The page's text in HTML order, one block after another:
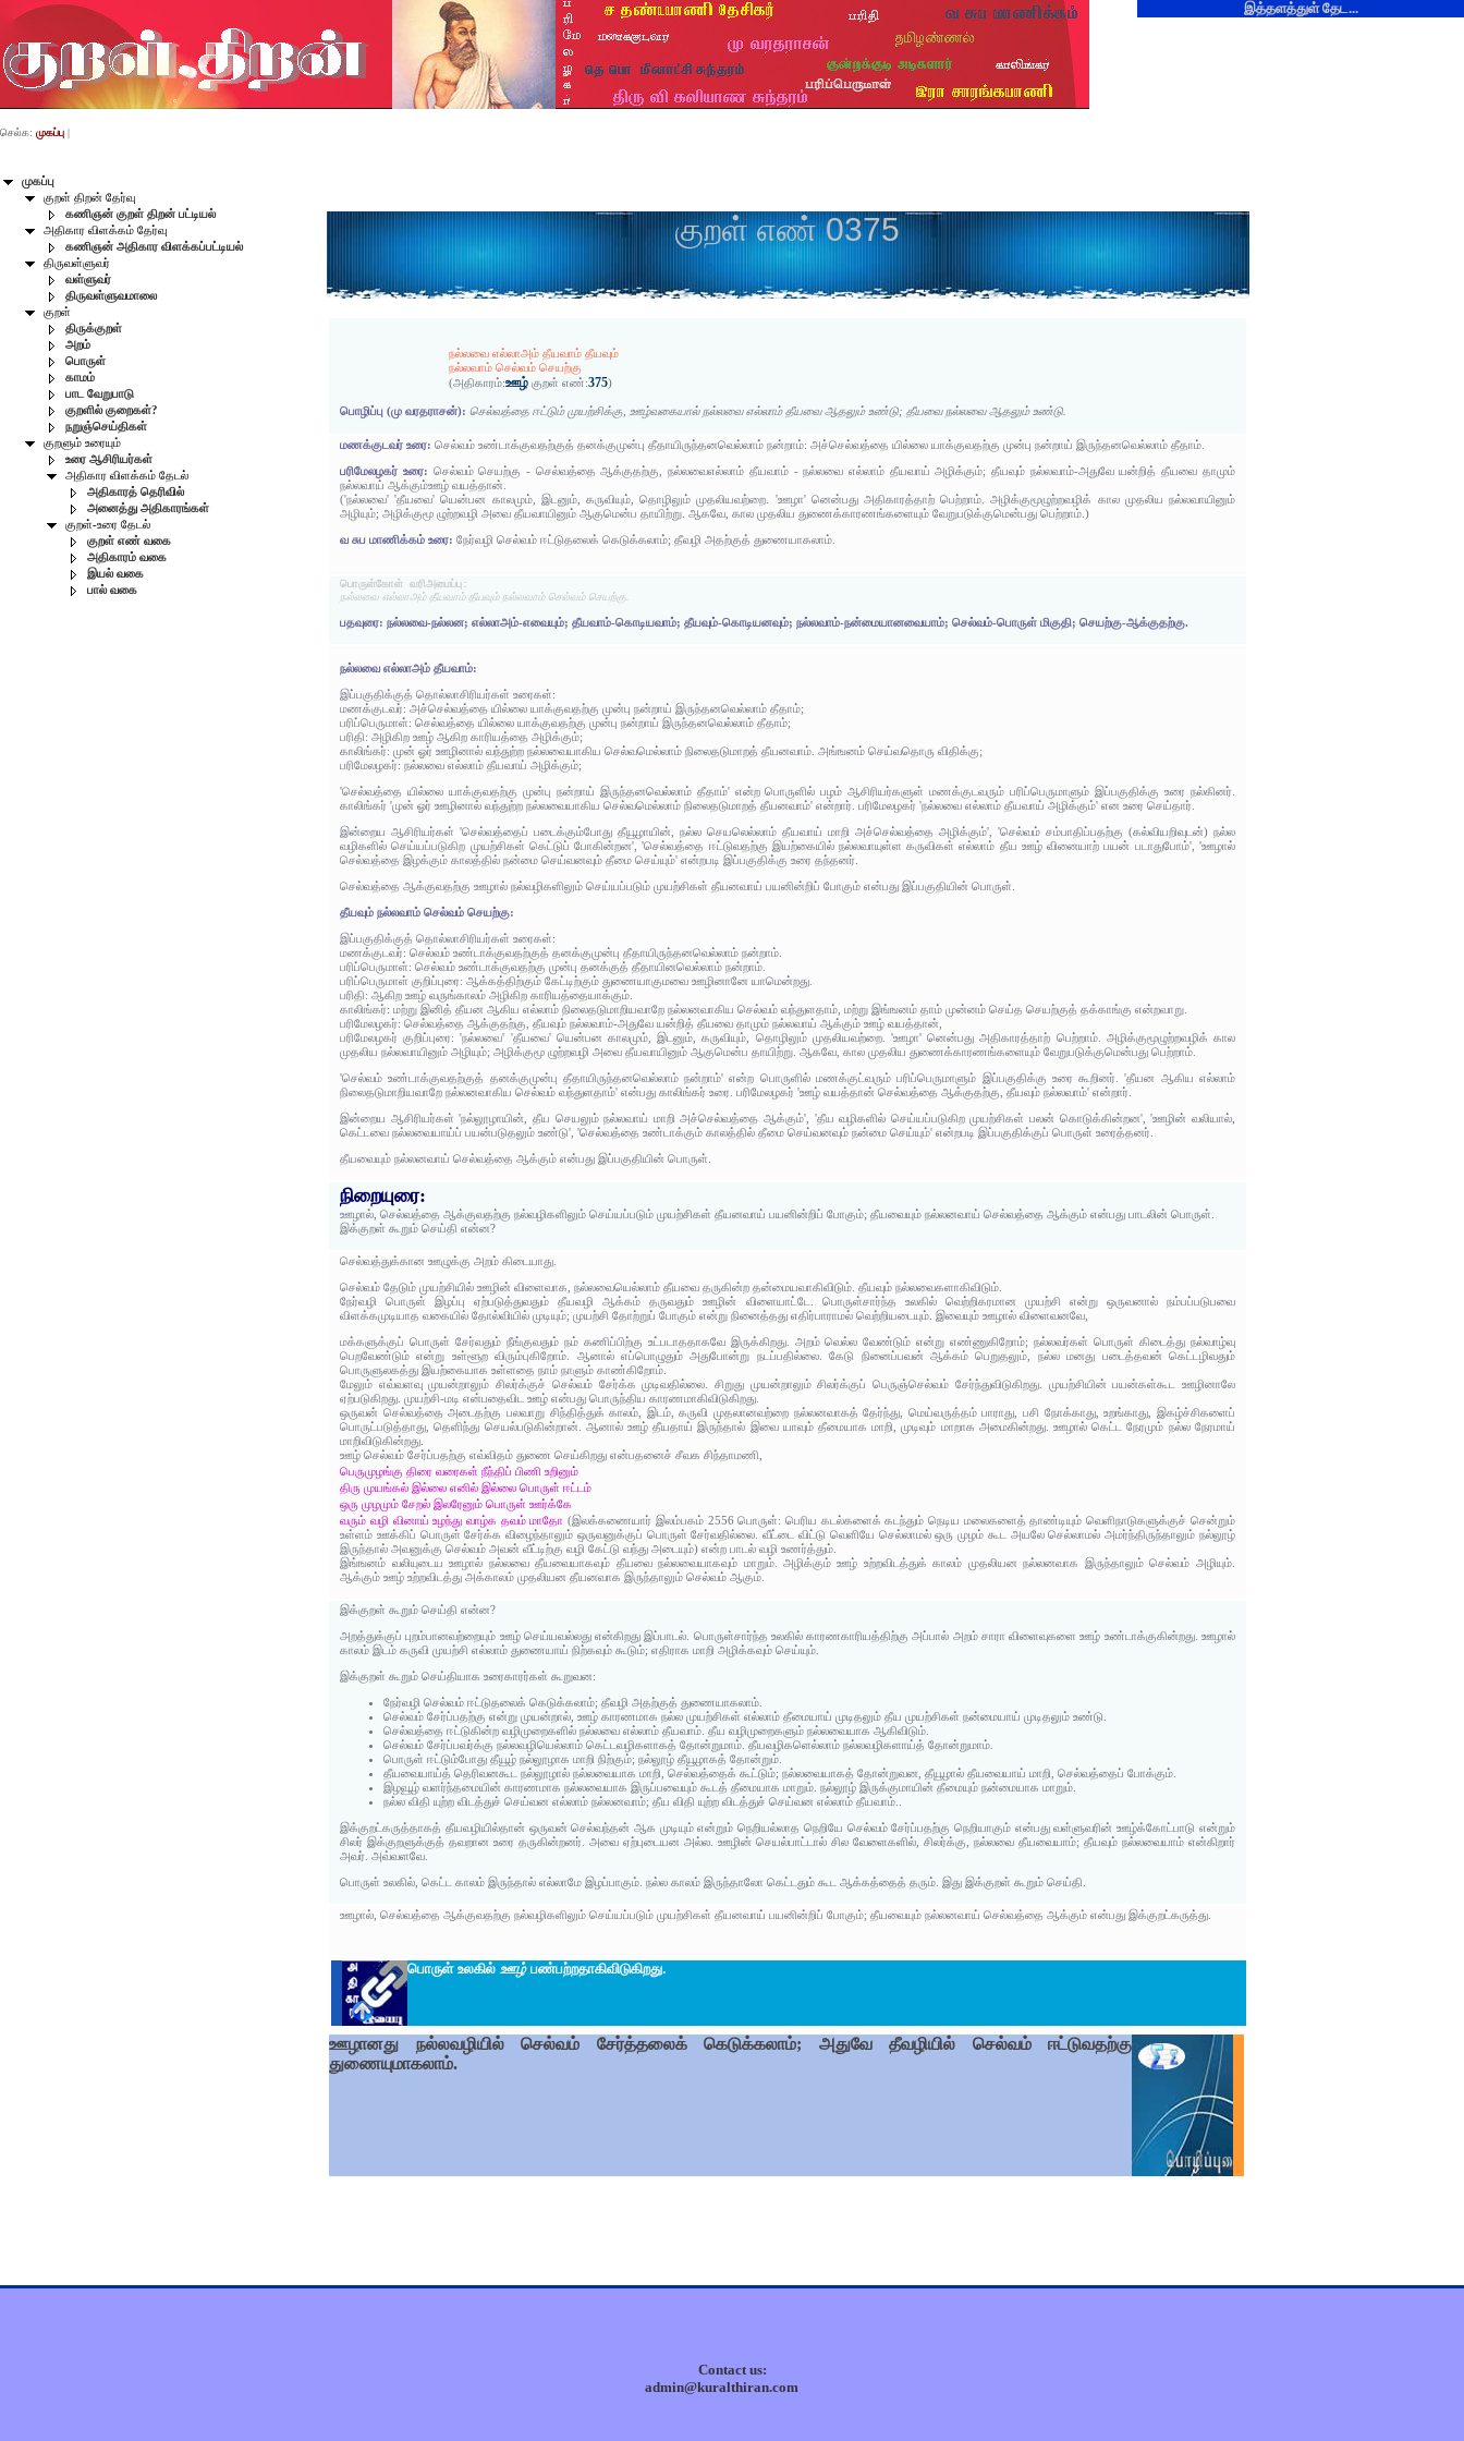
இத்தளத்துள் தேட...
முகப்பு
குறள் திறன் தேர்வு
கணிஞன் குறள் திறன் பட்டியல்
அதிகார விளக்கம் தேர்வு
கணிஞன் அதிகார விளக்கப்பட்டியல்
திருவள்ளுவர்
வள்ளுவர்
திருவள்ளுவமாலை
குறள்
திருக்குறள்
அறம்
பொருள்
காமம்
பாட வேறுபாடு
குறளில் குறைகள்?
நறுஞ்செய்திகள்
குறளும் உரையும்
உரை ஆசிரியர்கள்
அதிகார விளக்கம் தேடல்
அதிகாரத் தெரிவில்
அனைத்து அதிகாரங்கள்
குறள்-உரை தேடல்
குறள் எண் வகை
அதிகாரம் வகை
இயல் வகை
பால் வகை
செல்க: முகப்பு |
குறள் எண் 0375
நல்லவை எல்லாஅம் தீயவாம் தீயவும்
நல்லவாம் செல்வம் செயற்கு
(அதிகாரம்:ஊழ் குறள் எண்:375)
பொழிப்பு (மு வரதராசன்): செல்வத்தை ஈட்டும் முயற்சிக்கு, ஊழ்வகையால் நல்லவை எல்லாம் தீயவை ஆதலும் உண்டு; தீயவை நல்லவை ஆதலும் உண்டு.
மணக்குடவர் உரை:செல்வம் உண்டாக்குவதற்குத் தனக்குமுன்பு தீதாயிருந்தனவெல்லாம் நன்றாம்: அச்செல்வத்தை யில்லை யாக்குவதற்கு முன்பு நன்றாய் இருந்தனவெல்லாம் தீதாம்.
பரிமேலழகர் உரை: செல்வம் செயற்கு - செல்வத்தை ஆக்குதற்கு, நல்லவைஎல்லாம் தீயவாம் - நல்லவை எல்லாம் தீயவாய் அழிக்கும்; தீயவும் நல்லவாம்-அதுவே யன்றித் தீயவை தாமும்
நல்லவாய் ஆக்கும்ஊழ் வயத்தான்.
('நல்லவை' 'தீயவை' யென்பன காலமும், இடனும், கருவியும், தொழிலும் முதலியவற்றை. 'ஊழா' னென்பது அதிகாரத்தாற் பெற்றாம். அழிக்குமூழுற்றவழிக் கால முதலிய நல்லவாயினும்
அழியும்; அழிக்குமூ ழுற்றவழி அவை தீயவாயினும் ஆகுமென்ப தாயிற்று. ஆகவே, கால முதலிய துணைக்காரணங்களையும் வேறுபடுக்குமென்பது பெற்றாம்.)
வ சுப மாணிக்கம் உரை:நேர்வழி செல்வம் ஈட்டுதலைக் கெடுக்கலாம்; தீவழி அதற்குத் துணையாகலாம்.
பொருள்கோள் வரிஅமைப்பு:
நல்லவை எல்லாஅம் தீயவாம் தீயவும் நல்லவாம் செல்வம் செயற்கு.
பதவுரை: நல்லவை-நல்லன; எல்லாஅம்-எவையும்; தீயவாம்-கொடியவாம்; தீயவும்-கொடியனவும்; நல்லவாம்-நன்மையானவையாம்; செல்வம்-பொருள் மிகுதி; செயற்கு-ஆக்குதற்கு.
நல்லவை எல்லாஅம் தீயவாம்:
இப்பகுதிக்குத் தொல்லாசிரியர்கள் உரைகள்:
மணக்குடவர்: அச்செல்வத்தை யில்லை யாக்குவதற்கு முன்பு நன்றாய் இருந்தனவெல்லாம் தீதாம்;
பரிப்பெருமாள்: செல்வத்தை யில்லை யாக்குவதற்கு முன்பு நன்றாய் இருந்தனவெல்லாம் தீதாம்;
பரிதி: அழிகிற ஊழ் ஆகிற காரியத்தை அழிக்கும்;
காலிங்கர்: முன் ஓர் ஊழினால் வந்துற்ற நல்லவையாகிய செல்வமெல்லாம் நிலைதடுமாறத் தீயனவாம். அங்ஙனம் செய்வதொரு விதிக்கு;
பரிமேலழகர்: நல்லவை எல்லாம் தீயவாய் அழிக்கும்;
'செல்வத்தை யில்லை யாக்குவதற்கு முன்பு நன்றாய் இருந்தனவெல்லாம் தீதாம்' என்ற பொருளில் பழம் ஆசிரியர்களுள் மணக்குடவரும் பரிப்பெருமாளும் இப்பகுதிக்கு உரை நல்கினர்.
காலிங்கர் 'முன் ஓர் ஊழினால் வந்துற்ற நல்லவையாகிய செல்வமெல்லாம் நிலைதடுமாறத் தீயனவாம்' என்றார். பரிமேலழகர் 'நல்லவை எல்லாம் தீயவாய் அழிக்கும்' என உரை செய்தார்.
இன்றைய ஆசிரியர்கள் 'செல்வத்தைப் படைக்கும்போது தீயூழாயின், நல்ல செயலெல்லாம் தீயவாய் மாறி அச்செல்வத்தை அழிக்கும்', 'செல்வம் சம்பாதிப்பதற்கு (கல்வியறிவுடன்) நல்ல
வழிகளில் செய்யப்படுகிற முயற்சிகள் கெட்டுப் போகின்றன', 'செல்வத்தை ஈட்டுவதற்கு இயற்கையில் நல்லவாயுள்ள கருவிகள் எல்லாம் தீய ஊழ் வினையாற் பயன் படாதுபோம்', 'ஊழால்
செல்வத்தை இழக்கும் காலத்தில் நன்மை செய்வனவும் தீமை செய்யும்' என்றபடி இப்பகுதிக்கு உரை தந்தனர்.
செல்வத்தை ஆக்குவதற்கு ஊழால் நல்வழிகளிலும் செய்யப்படும் முயற்சிகள் தீயனவாய் பயனின்றிப் போகும் என்பது இப்பகுதியின் பொருள்.
தீயவும் நல்லவாம் செல்வம் செயற்கு:
இப்பகுதிக்குத் தொல்லாசிரியர்கள் உரைகள்:
மணக்குடவர்: செல்வம் உண்டாக்குவதற்குத் தனக்குமுன்பு தீதாயிருந்தனவெல்லாம் நன்றாம்.
பரிப்பெருமாள்: செல்வம் உண்டாக்குவதற்கு முன்பு தனக்குத் தீதாயினவெல்லாம் நன்றாம்.
பரிப்பெருமாள் குறிப்புரை: ஆக்கத்திற்கும் கேட்டிற்கும் துணையாகுமவை ஊழினானே யாமென்றது.
பரிதி: ஆகிற ஊழ் வருங்காலம் அழிகிற காரியத்தையாக்கும்.
காலிங்கர்: மற்று இனித் தீயன ஆகிய எல்லாம் நிலைதடுமாறியவாறே நல்லனவாகிய செல்வம் வந்துளதாம், மற்று இங்ஙனம் தாம் முன்னம் செய்த செயற்குத் தக்காங்கு என்றவாறு.
பரிமேலழகர்: செல்வத்தை ஆக்குதற்கு, தீயவும் நல்லவாம்-அதுவே யன்றித் தீயவை தாமும் நல்லவாய் ஆக்கும் ஊழ் வயத்தான்,
பரிமேலழகர் குறிப்புரை: 'நல்லவை' 'தீயவை' யென்பன காலமும், இடனும், கருவியும், தொழிலும் முதலியவற்றை. 'ஊழா' னென்பது அதிகாரத்தாற் பெற்றாம். அழிக்குமூழுற்றவழிக் கால
முதலிய நல்லவாயினும் அழியும்; அழிக்குமூ ழுற்றவழி அவை தீயவாயினும் ஆகுமென்ப தாயிற்று. ஆகவே, கால முதலிய துணைக்காரணங்களையும் வேறுபடுக்குமென்பது பெற்றாம்.
'செல்வம் உண்டாக்குவதற்குத் தனக்குமுன்பு தீதாயிருந்தனவெல்லாம் நன்றாம்' என்ற பொருளில் மணக்குட்வரும் பரிப்பெருமாளும் இப்பகுதிக்கு உரை கூறினர். 'தீயன ஆகிய எல்லாம்
நிலைதடுமாறியவாறே நல்லனவாகிய செல்வம் வந்துளதாம்' என்பது காலிங்கர் உரை. பரிமேலழகர் 'ஊழ் வயத்தான் செல்வத்தை ஆக்குதற்கு, தீயவும் நல்லவாம்' என்றார்.
இன்றைய ஆசிரியர்கள் 'நல்லூழாயின், தீய செயலும் நல்லவாய் மாறி அச்செல்வத்தை ஆக்கும்', 'தீய வழிகளில் செய்யப்படுகிற முயற்சிகள் பலன் கொடுக்கின்றன', 'ஊழின் வலியால்,
கெட்டவை நல்லவையாய்ப் பயன்படுதலும் உண்டு', 'செல்வத்தை உண்டாக்கும் காலத்தில் தீமை செய்வனவும் நன்மை செய்யும்' என்றபடி இப்பகுதிக்குப் பொருள் உரைத்தனர்.
தீயவையும் நல்லனவாய் செல்வத்தை ஆக்கும் என்பது இப்பகுதியின் பொருள்.
நிறையுரை:
ஊழால், செல்வத்தை ஆக்குவதற்கு நல்வழிகளிலும் செய்யப்படும் முயற்சிகள் தீயனவாய் பயனின்றிப் போகும்; தீயவையும் நல்லனவாய் செல்வத்தை ஆக்கும் என்பது பாடலின் பொருள்.
இக்குறள் கூறும் செய்தி என்ன?
செல்வத்துக்கான ஊழுக்கு அறம் கிடையாது.
செல்வம் தேடும் முயற்சியில் ஊழின் விளைவாக, நல்லவையெல்லாம் தீயவை தருகின்ற தன்மையவாகிவிடும். தீயவும் நல்லவைகளாகிவிடும்.
நேர்வழி பொருள் இழப்பு ஏற்படுத்துவதும் தீயவழி ஆக்கம் தருவதும் ஊழின் விளையாட்டே. பொருள்சார்ந்த உலகில் வெற்றிகரமான முயற்சி என்று ஒருவனால் நம்பப்படுபவை
விளக்கமுடியாத வகையில் தோல்வியில் முடியும்; முயற்சி தோற்றுப் போகும் என்று நினைத்தது எதிர்பாராமல் வெற்றியடையும். இவையும் ஊழால் விளைவனவே,
மக்களுக்குப் பொருள் சேர்வதும் நீங்குவதும் நம் கணிப்பிற்கு உட்படாததாகவே இருக்கிறது. அறம் வெல்ல வேண்டும் என்று எண்ணுகிறோம்; நல்லவர்கள் பொருள் கிடைத்து நல்வாழ்வு
பெறவேண்டும் என்று உள்ளூற விரும்புகிறோம். ஆனால் எப்பொழுதும் அதுபோன்று நடப்பதில்லை. கேடு நினைப்பவன் ஆக்கம் பெறுதலும், நல்ல மனது படைத்தவன் கெட்டழிவதும்
பொருளுலகத்து இயற்கையாக உள்ளதை நாம் நாளும் காண்கிறோம்.
மேலும் எவ்வளவு முயன்றாலும் சிலர்க்குச் செல்வம் சேர்க்க முடிவதில்லை. சிறுது முயன்றாலும் சிலர்க்குப் பெருஞ்செல்வம் சேர்ந்துவிடுகிறது. முயற்சியின் பயன்கள்கூட ஊழினாலே
ஏற்படுகிறது. முயற்சி-மடி என்பதைவிட ஊழ் என்பது பொருந்திய காரணமாகிவிடுகிறது.
ஒருவன் செல்வத்தை அடைதற்கு பலவாறு சிந்தித்துக் காலம், இடம், கருவி முதலானவற்றை நல்லனவாகத் தேர்ந்து, மெய்வருத்தம் பாராது, பசி நோக்காது, உறங்காது, இகழ்ச்சிகளைப்
பொருட்படுத்தாது, தெளிந்து செயல்படுகின்றான். ஆனால் ஊழ் தீயதாய் இருந்தால் இவை யாவும் தீமையாக மாறி, முடிவும் மாறாக அமைகின்றது. ஊழால் கெட்ட நேரமும் நல்ல நேரமாய்
மாறிவிடுகின்றது.
ஊழ் செல்வம் சேர்ப்பதற்கு எவ்விதம் துணை செய்கிறது என்பதனைச் சீவக சிந்தாமணி,
பெருமுழங்கு திரை வரைகள் நீந்திப் பிணி உறினும்
திரு முயங்கல் இல்லை எனில் இல்லை பொருள் ஈட்டம்
ஒரு முழமும் சேறல் இலரேனும் பொருள் ஊர்க்கே
வரும் வழி வினாய் உழந்து வாழ்க தவம் மாதோ(இலக்கணையார் இலம்பகம் 2556 பொருள்: பெரிய கடல்களைக் கடந்தும் நெடிய மலைகளைத் தாண்டியும் வெளிநாடுகளுக்குச் சென்றும்
உள்ளம் ஊக்கிப் பொருள் சேர்க்க விழைந்தாலும் ஒருவனுக்குப் பொருள் சேர்வதில்லை. வீட்டை விட்டு வெளியே செல்லாமல் ஒரு முழம் கூட அயலே செல்லாமல் அமர்ந்திருந்தாலும் நல்லூழ்
இருந்தால் அவனுக்கு செல்வம் அவன் வீட்டிற்கு வழி கேட்டு வந்து அடையும்) என்ற பாடல் வழி உணர்த்தும்.
இங்ஙனம் வலியுடைய ஊழால் நல்லவை தீயவையாகவும் தீயவை நல்லவையாகவும் மாறும். அழிக்கும் ஊழ் உற்றவிடத்துக் காலம் முதலியன நல்லனவாக இருந்தாலும் செல்வம் அழியும்.
ஆக்கும் ஊழ் உற்றவிடத்து அக்காலம் முதலியன தீயனவாக இருந்தாலும் செல்வம் ஆகும்.
இக்குறள் கூறும் செய்தி என்ன?
அறத்துக்குப் புறம்பானவற்றையும் ஊழ் செய்யவல்லது என்கிறது இப்பாடல். பொருள்சார்ந்த உலகில் காரணகாரியத்திற்கு அப்பால் அறம் சாரா விளைவுகளை ஊழ் உண்டாக்குகின்றது. ஊழால்
காலம் இடம் கருவி முயற்சி எல்லாம் துணையாய் நிற்கவும் கூடும்; எதிராக மாறி அழிக்கவும் செய்யும்.
இக்குறள் கூறும் செய்தியாக உரைகாரர்கள் கூறுவன:
நேர்வழி செல்வம் ஈட்டுதலைக் கெடுக்கலாம்; தீவழி அதற்குத் துணையாகலாம்.
செல்வம் சேர்ப்பதற்கு என்று முயன்றால், ஊழ் காரணமாக நல்ல முயற்சிகள் எல்லாம் தீமையாய் முடிதலும் தீய முயற்சிகள் நன்மையாய் முடிதலும் உண்டு.
செல்வத்தை ஈட்டுகின்ற வழிமுறைகளில் நல்லவை எல்லாம் தீயவாம். தீய வழிமுறைகளும் நல்லவையாக ஆகிவிடும்.
செல்வம் சேர்ப்பவர்க்கு நல்லவழியெல்லாம் கெட்டவழிகளாகத் தோன்றுமாம். தீயவழிகளெல்லாம் நல்லவழிகளாய்த் தோன்றுமாம்.
பொருள் ஈட்டும்போது தீயூழ் நல்லூழாக மாறி நிற்கும்; நல்லூழ் தீயூழாகத் தோன்றும்.
தீயவையாய்த் தெரிவனகூட நல்லூழால் நல்லவையாக மாறி, செல்வத்தைக் கூட்டும்; நல்லவையாகத் தோன்றுவன, தீயூழால் தீயவையாய் மாறி, செல்வத்தைப் போக்கும்.
இழவூழ் வளர்ந்தமையின் காரணமாக நல்லவையாக இருப்பவையும் கூடத் தீமையாக மாறும். நல்லூழ் இருக்குமாயின் தீமையும் நன்மையாக மாறும்.
நல்ல விதி யுற்ற விடத்துச் செய்வன எல்லாம் நல்லனவாம்; தீய விதி யுற்ற விடத்துச் செய்வன எல்லாம் தீயவாம்..
இக்குறட்கருத்தாகத் தீயவழியில்தான் ஒருவன் செல்வந்தன் ஆக முடியும் என்றும் நெறியல்லாத நெறியே செல்வம் சேர்ப்பதற்கு நெறியாகும் என்பது வள்ளுவரின் ஊழ்க்கோட்பாடு என்றும்
சிலர் இக்குறளுக்குத் தவறான உரை தருகின்றனர். அவை ஏற்புடையன அல்ல. ஊழின் செயல்பாட்டால் சில வேளைகளில், சிலர்க்கு, நல்லவை தீயவையாம்; தீயவும் நல்லவையாம் என்கிறார்
அவர். அவ்வளவே.
பொருள் உலகில், கெட்ட காலம் இருந்தால் எல்லாமே இழப்பாகும். நல்ல காலம் இருந்தாலோ கெட்டதும் கூட ஆக்கத்தைத் தரும். இது இக்குறள் கூறும் செய்தி.
ஊழால், செல்வத்தை ஆக்குவதற்கு நல்வழிகளிலும் செய்யப்படும் முயற்சிகள் தீயனவாய் பயனின்றிப் போகும்; தீயவையும் நல்லனவாய் செல்வத்தை ஆக்கும் என்பது இக்குறட்கருத்து.
பொருள் உலகில் ஊழ்பண்பற்றதாகிவிடுகிறது.
ஊழானது நல்லவழியில் செல்வம் சேர்த்தலைக் கெடுக்கலாம்; அதுவே தீவழியில் செல்வம் ஈட்டுவதற்கு
துணையுமாகலாம்.
Contact us:
admin@kuralthiran.com